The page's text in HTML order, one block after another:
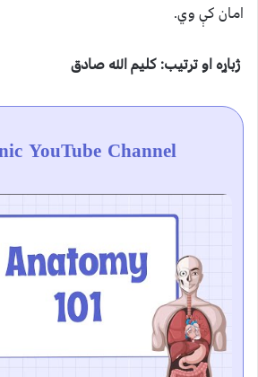
امان کې وي.
ژباړه او ترتیب: کلیم الله صادق
YouTube Channel